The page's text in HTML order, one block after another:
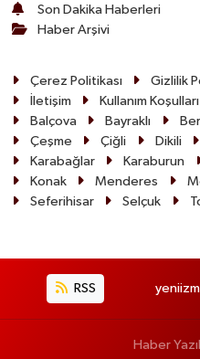
Son Dakika Haberleri
Haber Arşivi
Çerez Politikası Gizlilik
İletişim
Kullanım Koşulları
Balçova
Bayraklı
Çeşme
Çiğli Dikili
Karabağlar
Karaburun
Konak
Menderes
Seferihisar
Selçuk
RSS
Haber